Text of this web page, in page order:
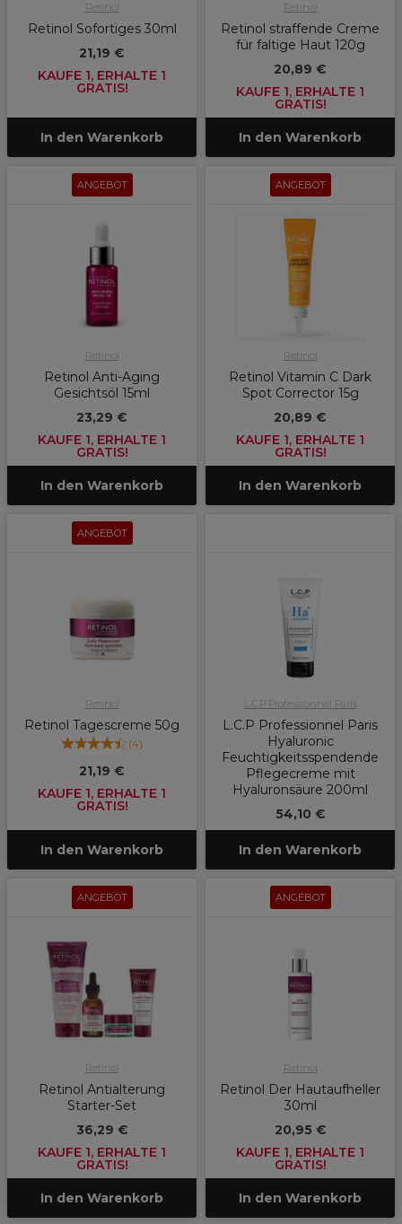
Retinol
Retinol Sofortiges 30ml
21,19 €
KAUFE 1, ERHALTE 1
GRATIS!
In den Warenkorb
Retinol
Retinol straffende Creme
für faltige Haut 120g
20,89 €
KAUFE 1, ERHALTE 1
GRATIS!
In den Warenkorb
ANGEBOT
Retinol
Retinol Anti-Aging
Gesichtsöl 15ml
23,29 €
KAUFE 1, ERHALTE 1
GRATIS!
In den Warenkorb
ANGEBOT
Retinol
Retinol Vitamin C Dark
Spot Corrector 15g
20,89 €
KAUFE 1, ERHALTE 1
GRATIS!
In den Warenkorb
ANGEBOT
Retinol
Retinol Tagescreme 50g
(4)
21,19 €
KAUFE 1, ERHALTE 1
GRATIS!
In den Warenkorb
L.C.P Professionnel Paris
L.C.P Professionnel Paris
Hyaluronic
Feuchtigkeitsspendende
Pflegecreme mit
Hyaluronsäure 200ml
54,10 €
In den Warenkorb
ANGEBOT
Retinol
Retinol Antialterung
Starter-Set
36,29 €
KAUFE 1, ERHALTE 1
GRATIS!
In den Warenkorb
ANGEBOT
Retinol
Retinol Der Hautaufheller
30ml
20,95 €
KAUFE 1, ERHALTE 1
GRATIS!
In den Warenkorb